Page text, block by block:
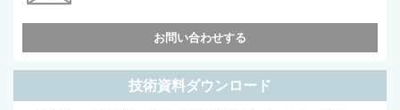
お問い合わせする
技術資料ダウンロード